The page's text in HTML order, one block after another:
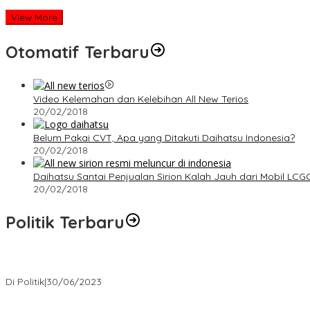
View More
Otomatif Terbaru
Video Kelemahan dan Kelebihan All New Terios
20/02/2018
Belum Pakai CVT, Apa yang Ditakuti Daihatsu Indonesia?
20/02/2018
Daihatsu Santai Penjualan Sirion Kalah Jauh dari Mobil
20/02/2018
Politik Terbaru
Di Politik|30/06/2023